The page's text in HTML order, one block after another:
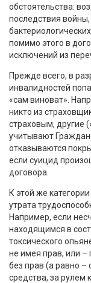
обстоятельства:
последствия
помимо этого в
исключений из
Прежде всего, в
инвалидностей
«сам виноват».
никто из
страховым, другие
учитывают
отказываются
если суицид
договора.
К этой же
утрата
Например, если
находящимся в
токсического
не имея прав, или
без прав (а равно –
средства, за рулем